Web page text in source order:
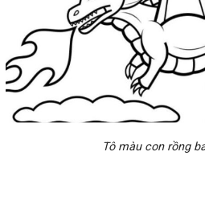
Tô màu con rồng